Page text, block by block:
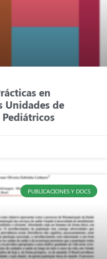
en
Unidades de
PUBLICACIONES Y DOCS